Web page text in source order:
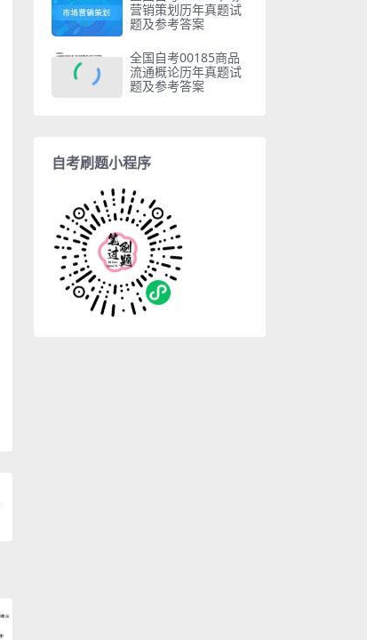
营销策划历年真题试
题及参考答案
全国自考00185商品
流通概论历年真题试
题及参考答案
自考刷题小程序